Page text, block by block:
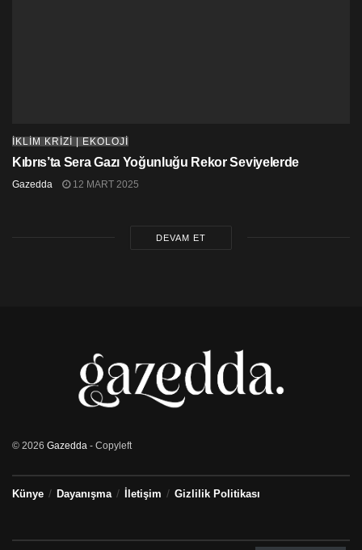
İKLİM KRİZİ | EKOLOJİ
Kıbrıs’ta Sera Gazı Yoğunluğu Rekor Seviyelerde
Gazedda 12 MART 2025
DEVAM ET
© 2026 Gazedda - Copyleft
Künye Dayanışma İletişim Gizlilik Politikası